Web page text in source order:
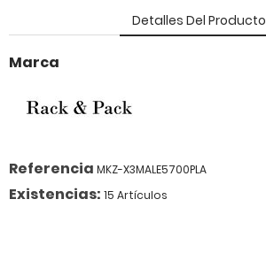
Detalles Del Producto
Marca
Referencia MKZ-X3MALE5700PLA
Existencias: 15 Artículos